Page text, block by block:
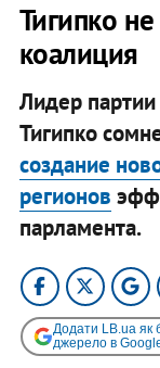
Тигипко
коалиция
Лидер партии
Тигипко
создание
регионов
парламента.
Додати LB.ua як
джерело в